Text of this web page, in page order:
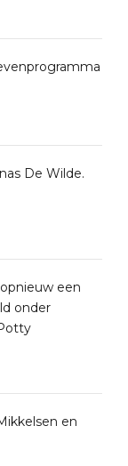
De Wilde.
een
onder
en